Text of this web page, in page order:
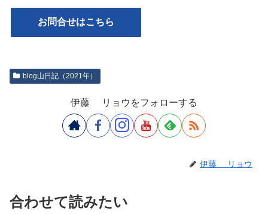
お問合せはこちら
blog山日記（2021年）
伊藤 リョウをフォローする
伊藤 リョウ
合わせて読みたい